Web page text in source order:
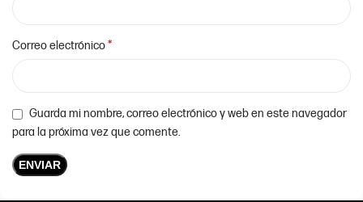
Correo electrónico*
Guarda mi nombre, correo electrónico y web en este navegador
para la próxima vez que comente.